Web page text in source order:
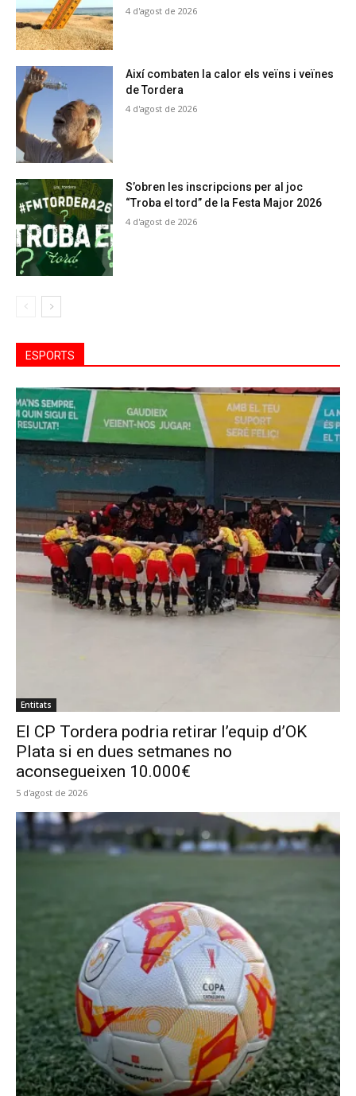
4 d'agost de 2026
Així combaten la calor els veïns i veïnes
de Tordera
4 d'agost de 2026
S’obren les inscripcions per al joc
“Troba el tord” de la Festa Major 2026
4 d'agost de 2026
ESPORTS
Entitats
El CP Tordera podria retirar l’equip d’OK
Plata si en dues setmanes no
aconsegueixen 10.000€
5 d'agost de 2026